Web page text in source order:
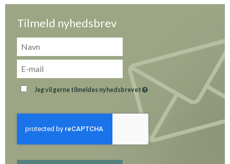
Tilmeld nyhedsbrev
Jeg vil gerne tilmeldes nyhedsbrevet